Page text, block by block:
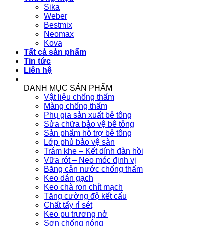
Sika
Weber
Bestmix
Neomax
Kova
Tất cả sản phẩm
Tin tức
Liên hệ
DANH MỤC SẢN PHẨM
Vật liệu chống thấm
Màng chống thấm
Phụ gia sản xuất bê tông
Sửa chữa bảo vệ bê tông
Sản phẩm hỗ trợ bê tông
Lớp phủ bảo vệ sàn
Trám khe – Kết dính đàn hồi
Vữa rót – Neo móc định vị
Băng cản nước chống thấm
Keo dán gạch
Keo chà ron chít mạch
Tăng cường độ kết cấu
Chất tẩy rỉ sét
Keo pu trương nở
Sơn chống nóng